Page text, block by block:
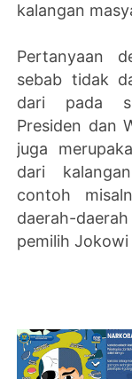
kalangan
Pertanyaan
sebab tidak
dari pada
Presiden dan
juga
dari
contoh
daerah-
pemilih Jokowi